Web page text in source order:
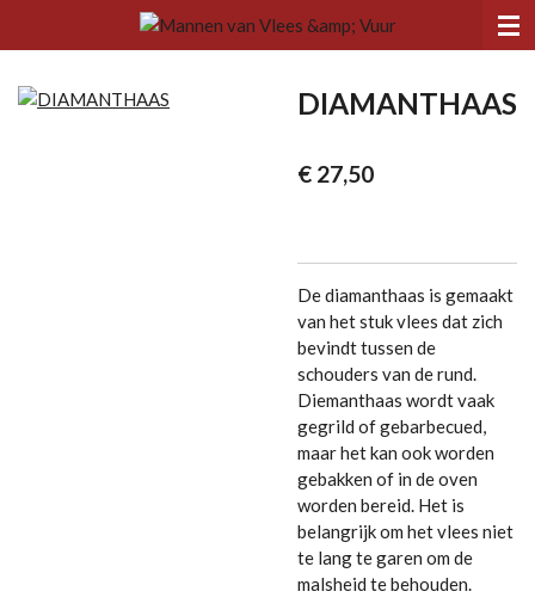
direct
de
DIAMANTHAAS
€ 27,50
De diamanthaas is gemaakt
van het stuk vlees dat zich
bevindt tussen de
schouders van de rund.
Diemanthaas wordt vaak
gegrild of gebarbecued,
maar het kan ook worden
gebakken of in de oven
worden bereid. Het is
belangrijk om het vlees niet
te lang te garen om de
malsheid te behouden.